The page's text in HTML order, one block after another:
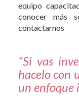
equipo
conocer más
contactarnos
"Si vas
hacelo con
un enfoque